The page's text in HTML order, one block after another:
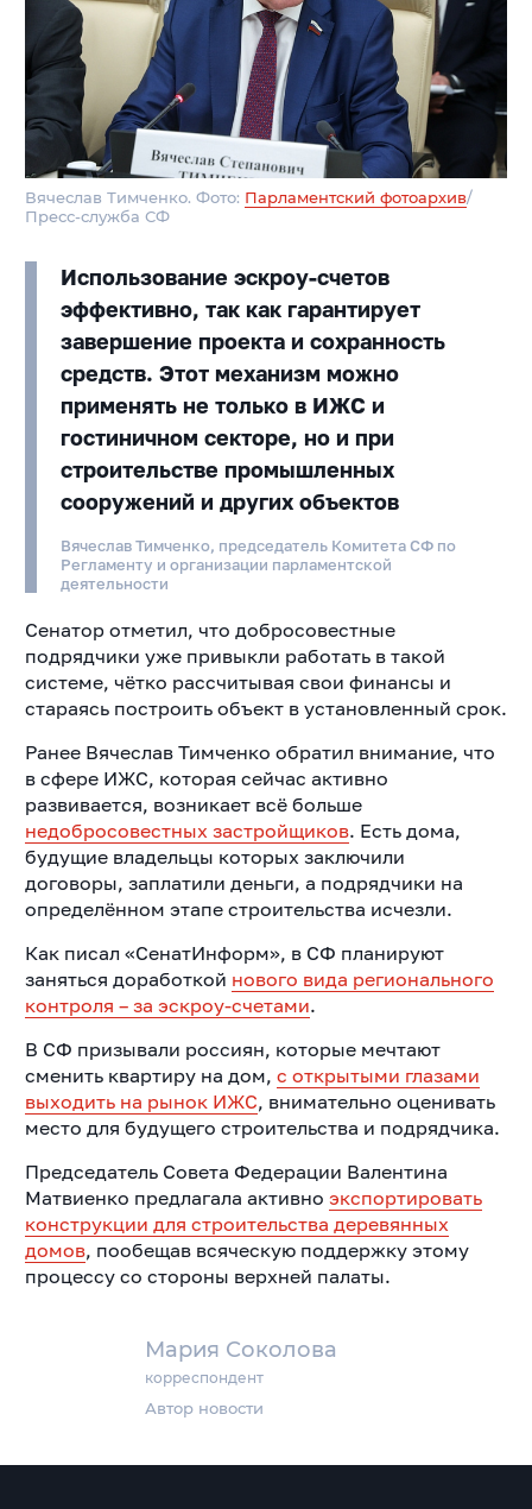
Мария Соколова
корреспондент
Автор новости
Вячеслав Тимченко. Фото: Парламентский фотоархив/
Пресс-служба СФ
Использование эскроу-счетов
эффективно, так как гарантирует
завершение проекта и сохранность
средств. Этот механизм можно
применять не только в ИЖС и
гостиничном секторе, но и при
строительстве промышленных
сооружений и других объектов
Вячеслав Тимченко, председатель Комитета СФ по
Регламенту и организации парламентской
деятельности
Сенатор отметил, что добросовестные
подрядчики уже привыкли работать в такой
системе, чётко рассчитывая свои финансы и
стараясь построить объект в установленный срок.
Ранее Вячеслав Тимченко обратил внимание, что
в сфере ИЖС, которая сейчас активно
развивается, возникает всё больше
недобросовестных застройщиков. Есть дома,
будущие владельцы которых заключили
договоры, заплатили деньги, а подрядчики на
определённом этапе строительства исчезли.
Как писал «СенатИнформ», в СФ планируют
заняться доработкой нового вида регионального
контроля – за эскроу-счетами.
В СФ призывали россиян, которые мечтают
сменить квартиру на дом, с открытыми глазами
выходить на рынок ИЖС, внимательно оценивать
место для будущего строительства и подрядчика.
Председатель Совета Федерации Валентина
Матвиенко предлагала активно экспортировать
конструкции для строительства деревянных
домов, пообещав всяческую поддержку этому
процессу со стороны верхней палаты.